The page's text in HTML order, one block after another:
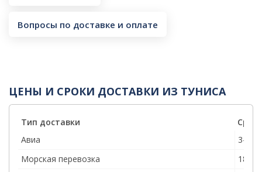
Вопросы по доставке и оплате
ЦЕНЫ И СРОКИ ДОСТАВКИ ИЗ ТУНИСА
Тип доставки
Срок
Авиа
3–5
Морская перевозка
18–25